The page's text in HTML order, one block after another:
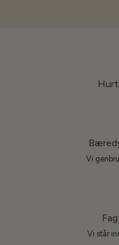
Vi
Vi står